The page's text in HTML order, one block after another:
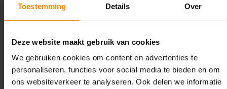
Toestemming Details Over
Deze website maakt gebruik van cookies
We gebruiken cookies om content en advertenties te
personaliseren, functies voor social media te bieden en om
ons websiteverkeer te analyseren. Ook delen we informatie
Maximale jukbelasting:
Oplossing op maat nodig?
Wij kunnen je helpen!